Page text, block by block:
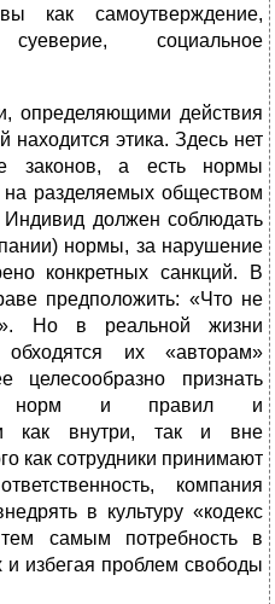
как самоутверждение,
суеверие, социальное
определяющими действия
находится этика. Здесь нет
законов, а есть нормы
разделяемых обществом
Индивид должен соблюдать
нормы, за нарушение
конкретных санкций. В
предположить: «Что не
Но в реальной жизни
их «авторам»
целесообразно признать
норм и правил и
как внутри, так и вне
как сотрудники принимают
компания
в культуру «кодекс
самым потребность в
и избегая проблем свободы